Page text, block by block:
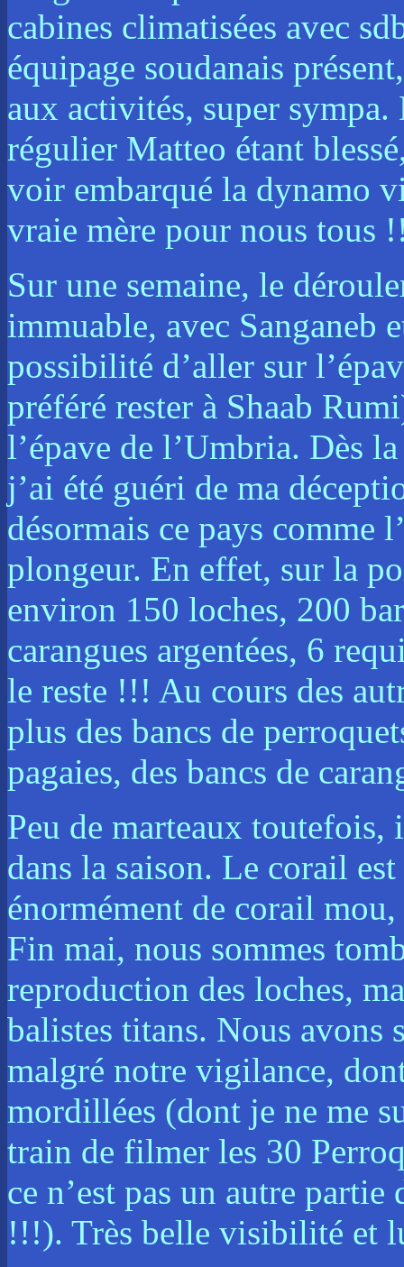
cabines climatisées avec
équipage soudanais
aux activités, super
régulier Matteo étant
voir embarqué la dynamo
vraie mère pour nous tous
Sur une semaine, le
immuable, avec Sanganeb
possibilité d’aller sur
préféré rester à Shaab
l’épave de l’Umbria. Dès
j’ai été guéri de ma
désormais ce pays comme
plongeur. En effet, sur la
environ 150 loches, 200
carangues argentées, 6
le reste !!! Au cours des
plus des bancs de
pagaies, des bancs de
Peu de marteaux
dans la saison. Le corail
énormément de corail
Fin mai, nous sommes
reproduction des loches,
balistes titans. Nous avons
malgré notre vigilance,
mordillées (dont je ne me
train de filmer les 30
ce n’est pas un autre
!!!). Très belle visibilité et